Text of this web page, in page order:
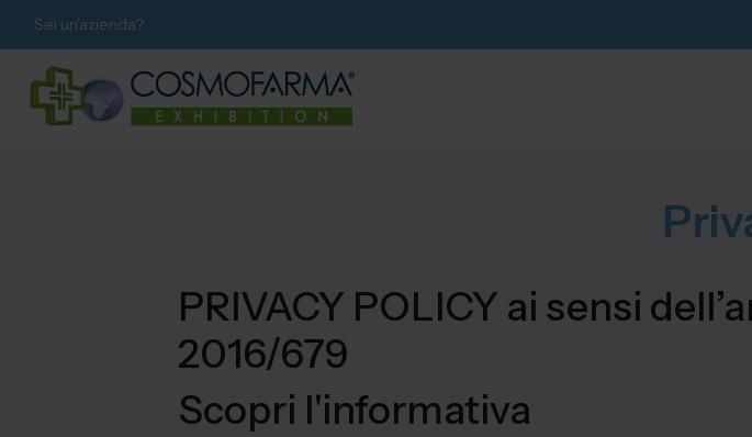
Sei un'azienda?
PRIVACY POLICY ai sensi
2016/679
Scopri l'informativa